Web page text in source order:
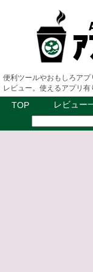
便利ツールやおもしろア
レビュー。使えるアプリ有
TOP レビュー